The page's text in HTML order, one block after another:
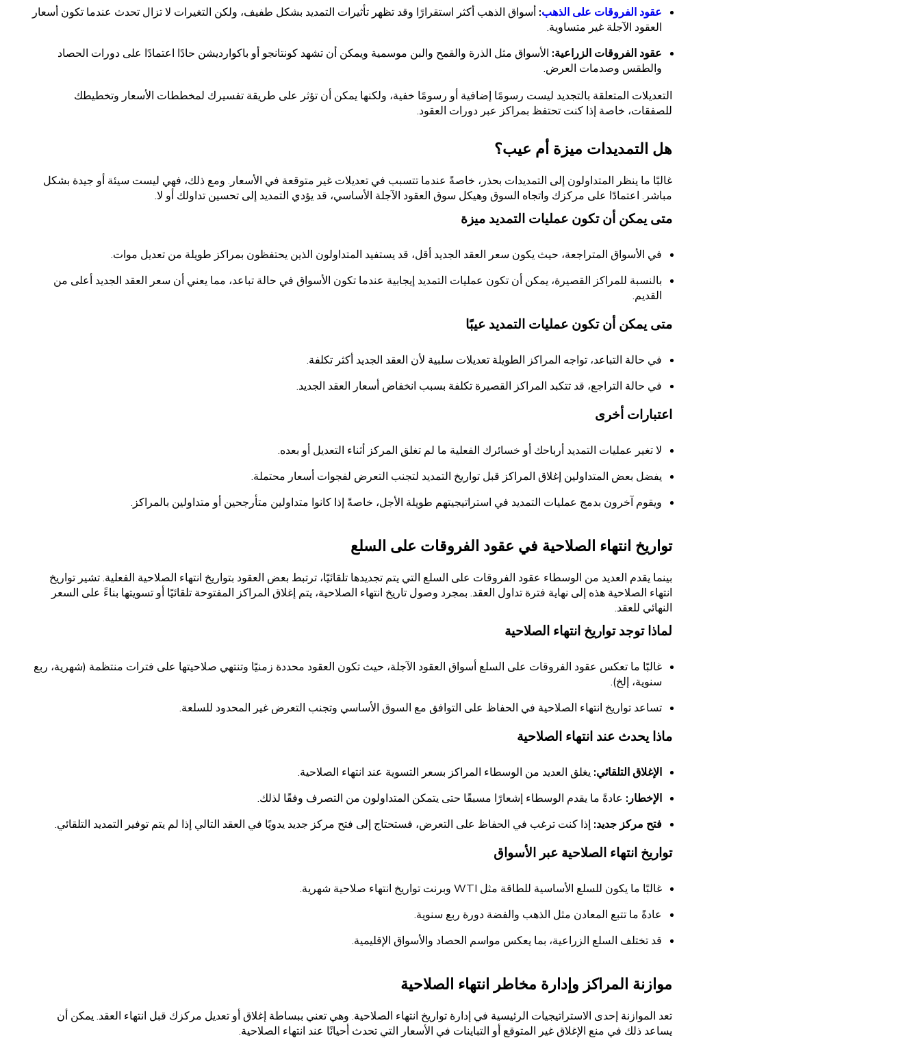
عقود الفروقات على الذهب: أسواق الذهب أكثر استقرارًا وقد تظهر تأثيرات التمديد بشكل طفيف، ولكن التغيرات لا تزال تحدث عندما تكون أسعار
العقود الآجلة غير متساوية.
عقود الفروقات الزراعية: الأسواق مثل الذرة والقمح والبن موسمية ويمكن أن تشهد كونتانجو أو باكوارديشن حادًا اعتمادًا على دورات الحصاد
والطقس وصدمات العرض.
التعديلات المتعلقة بالتجديد ليست رسومًا إضافية أو رسومًا خفية، ولكنها يمكن أن تؤثر على طريقة تفسيرك لمخططات الأسعار وتخطيطك
للصفقات، خاصة إذا كنت تحتفظ بمراكز عبر دورات العقود.
هل التمديدات ميزة أم عيب؟
غالبًا ما ينظر المتداولون إلى التمديدات بحذر، خاصةً عندما تتسبب في تعديلات غير متوقعة في الأسعار. ومع ذلك، فهي ليست سيئة أو جيدة بشكل
مباشر. اعتمادًا على مركزك واتجاه السوق وهيكل سوق العقود الآجلة الأساسي، قد يؤدي التمديد إلى تحسين تداولك أو لا.
متى يمكن أن تكون عمليات التمديد ميزة
في الأسواق المتراجعة، حيث يكون سعر العقد الجديد أقل، قد يستفيد المتداولون الذين يحتفظون بمراكز طويلة من تعديل موات.
بالنسبة للمراكز القصيرة، يمكن أن تكون عمليات التمديد إيجابية عندما تكون الأسواق في حالة تباعد، مما يعني أن سعر العقد الجديد أعلى من
القديم.
متى يمكن أن تكون عمليات التمديد عيبًا
في حالة التباعد، تواجه المراكز الطويلة تعديلات سلبية لأن العقد الجديد أكثر تكلفة.
في حالة التراجع، قد تتكبد المراكز القصيرة تكلفة بسبب انخفاض أسعار العقد الجديد.
اعتبارات أخرى
لا تغير عمليات التمديد أرباحك أو خسائرك الفعلية ما لم تغلق المركز أثناء التعديل أو بعده.
يفضل بعض المتداولين إغلاق المراكز قبل تواريخ التمديد لتجنب التعرض لفجوات أسعار محتملة.
ويقوم آخرون بدمج عمليات التمديد في استراتيجيتهم طويلة الأجل، خاصةً إذا كانوا متداولين متأرجحين أو متداولين بالمراكز.
تواريخ انتهاء الصلاحية في عقود الفروقات على السلع
بينما يقدم العديد من الوسطاء عقود الفروقات على السلع التي يتم تجديدها تلقائيًا، ترتبط بعض العقود بتواريخ انتهاء الصلاحية الفعلية. تشير تواريخ
انتهاء الصلاحية هذه إلى نهاية فترة تداول العقد. بمجرد وصول تاريخ انتهاء الصلاحية، يتم إغلاق المراكز المفتوحة تلقائيًا أو تسويتها بناءً على السعر
النهائي للعقد.
لماذا توجد تواريخ انتهاء الصلاحية
غالبًا ما تعكس عقود الفروقات على السلع أسواق العقود الآجلة، حيث تكون العقود محددة زمنيًا وتنتهي صلاحيتها على فترات منتظمة (شهرية، ربع
سنوية، إلخ).
تساعد تواريخ انتهاء الصلاحية في الحفاظ على التوافق مع السوق الأساسي وتجنب التعرض غير المحدود للسلعة.
ماذا يحدث عند انتهاء الصلاحية
الإغلاق التلقائي: يغلق العديد من الوسطاء المراكز بسعر التسوية عند انتهاء الصلاحية.
الإخطار: عادةً ما يقدم الوسطاء إشعارًا مسبقًا حتى يتمكن المتداولون من التصرف وفقًا لذلك.
فتح مركز جديد: إذا كنت ترغب في الحفاظ على التعرض، فستحتاج إلى فتح مركز جديد يدويًا في العقد التالي إذا لم يتم توفير التمديد التلقائي.
تواريخ انتهاء الصلاحية عبر الأسواق
غالبًا ما يكون للسلع الأساسية للطاقة مثل WTI وبرنت تواريخ انتهاء صلاحية شهرية.
عادةً ما تتبع المعادن مثل الذهب والفضة دورة ربع سنوية.
قد تختلف السلع الزراعية، بما يعكس مواسم الحصاد والأسواق الإقليمية.
موازنة المراكز وإدارة مخاطر انتهاء الصلاحية
تعد الموازنة إحدى الاستراتيجيات الرئيسية في إدارة تواريخ انتهاء الصلاحية. وهي تعني ببساطة إغلاق أو تعديل مركزك قبل انتهاء العقد. يمكن أن
يساعد ذلك في منع الإغلاق غير المتوقع أو التباينات في الأسعار التي تحدث أحيانًا عند انتهاء الصلاحية.